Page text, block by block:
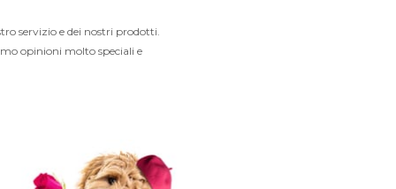
servizio e dei nostri prodotti.
opinioni molto speciali e